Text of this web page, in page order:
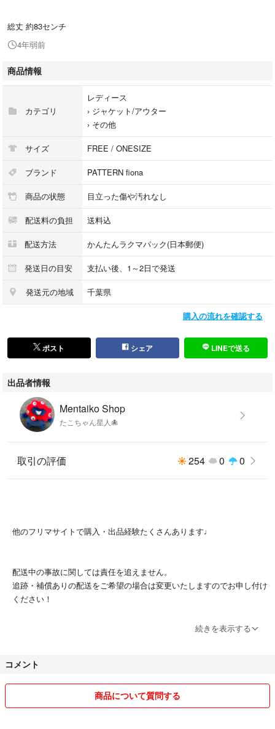
総丈 約83センチ
4年弱前
商品情報
カテゴリ
レディース
› ジャケット/アウター
› その他
サイズ FREE / ONESIZE
ブランド PATTERN fiona
商品の状態 目立った傷や汚れなし
配送料の負担 送料込
配送方法 かんたんラクマパック(日本郵便)
発送日の目安 支払い後、1～2日で発送
発送元の地域 千葉県
購入の流れを確認する
ポスト シェア LINEで送る
出品者情報
Mentaiko Shop
たこちゃん星人🐙
取引の評価 254 0 0
他のフリマサイトで購入・出品経験たくさんあります♩
配送中の事故に関しては責任を追えません。
追跡・補償ありの配送をご希望の場合は変更いたしますのでお申し付け
ください！
ショップ袋に入れての配送になる場合がございます。なるべく綺麗なも
続きを表示する
コメント
商品について質問する